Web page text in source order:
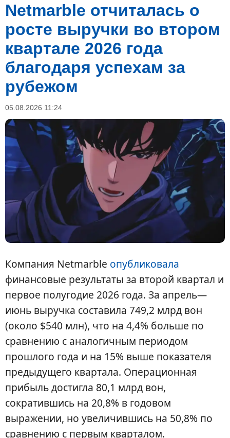
Netmarble отчиталась о
росте выручки во втором
квартале 2026 года
благодаря успехам за
рубежом
05.08.2026 11:24
Компания Netmarble опубликовала
финансовые результаты за второй квартал и
первое полугодие 2026 года. За апрель—
июнь выручка составила 749,2 млрд вон
(около $540 млн), что на 4,4% больше по
сравнению с аналогичным периодом
прошлого года и на 15% выше показателя
предыдущего квартала. Операционная
прибыль достигла 80,1 млрд вон,
сократившись на 20,8% в годовом
выражении, но увеличившись на 50,8% по
сравнению с первым кварталом.